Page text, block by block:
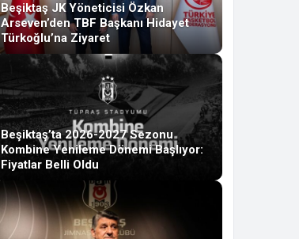
Beşiktaş JK Yöneticisi Özkan
Arseven’den TBF Başkanı Hidayet
Türkoğlu’na Ziyaret
Beşiktaş’ta 2026-2027 Sezonu
Kombine Yenileme Dönemi Başlıyor:
Fiyatlar Belli Oldu